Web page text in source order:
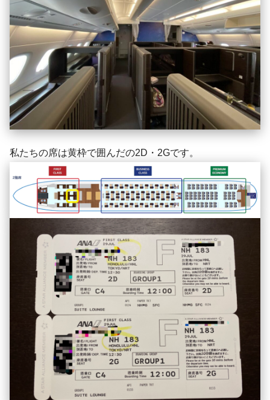
私たちの席は黄枠で囲んだの2D・2Gです。